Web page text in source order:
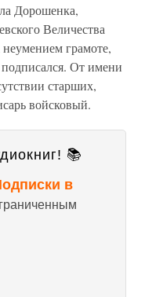
Дорошенка,
Величества
грамоте,
От имени
старших,
войсковый.
📚
в